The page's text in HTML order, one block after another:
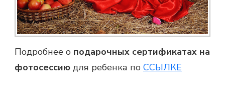
Подробнее о подарочных сертификатах на
фотосессию для ребенка по ССЫЛКЕ